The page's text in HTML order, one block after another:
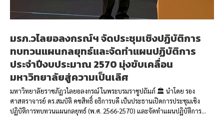
มรภ.วไลยอลงกรณ์ฯ จัดประชุมเชิงปฏิบัติการ
ทบทวนแผนกลยุทธ์และจัดทำแผนปฏิบัติการ
ประจำปีงบประมาณ 2570 มุ่งขับเคลื่อน
มหาวิทยาลัยสู่ความเป็นเลิศ
มหาวิทยาลัยราชภัฏวไลยอลงกรณ์ ในพระบรมราชูปถัมภ์ 🏛️ นำโดย รอง
ศาสตราจารย์ ดร.สมบัติ คชสิทธิ์ อธิการบดี เป็นประธานเปิดการประชุมเชิง
ปฏิบัติการทบทวนแผนกลยุทธ์ (พ.ศ. 2566-2570) และจัดทำแผนปฏิบัติการ…